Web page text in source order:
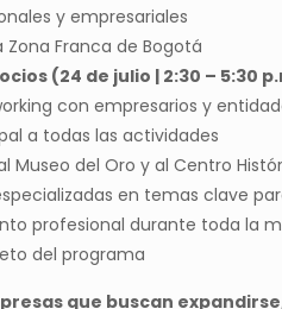
y empresariales
Zona Franca de Bogotá
(24 de julio | 2:30 – 5:30
con empresarios y
a todas las actividades
Museo del Oro y al Centro
en temas clave
profesional durante toda la
del programa
que buscan